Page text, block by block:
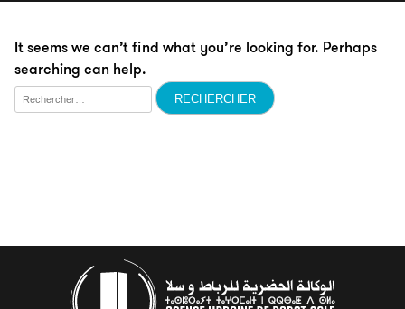
It seems we can’t find what you’re looking for. Perhaps
searching can help.
Rechercher :